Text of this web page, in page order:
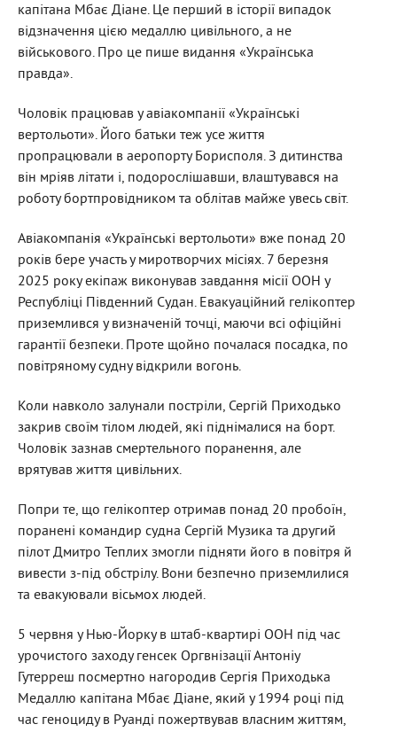
капітана Мбає Діане. Це перший в історії випадок
відзначення цією медаллю цивільного, а не
військового. Про це пише видання «Українська
правда».
Чоловік працював у авіакомпанії «Українські
вертольоти». Його батьки теж усе життя
пропрацювали в аеропорту Борисполя. З дитинства
він мріяв літати і, подорослішавши, влаштувався на
роботу бортпровідником та облітав майже увесь світ.
Авіакомпанія «Українські вертольоти» вже понад 20
років бере участь у миротворчих місіях. 7 березня
2025 року екіпаж виконував завдання місії ООН у
Республіці Південний Судан. Евакуаційний гелікоптер
приземлився у визначеній точці, маючи всі офіційні
гарантії безпеки. Проте щойно почалася посадка, по
повітряному судну відкрили вогонь.
Коли навколо залунали постріли, Сергій Приходько
закрив своїм тілом людей, які піднімалися на борт.
Чоловік зазнав смертельного поранення, але
врятував життя цивільних.
Попри те, що гелікоптер отримав понад 20 пробоїн,
поранені командир судна Сергій Музика та другий
пілот Дмитро Теплих змогли підняти його в повітря й
вивести з-під обстрілу. Вони безпечно приземлилися
та евакуювали вісьмох людей.
5 червня у Нью-Йорку в штаб-квартирі ООН під час
урочистого заходу генсек Оргвнізації Антоніу
Гутерреш посмертно нагородив Сергія Приходька
Медаллю капітана Мбає Діане, який у 1994 році під
час геноциду в Руанді пожертвував власним життям,